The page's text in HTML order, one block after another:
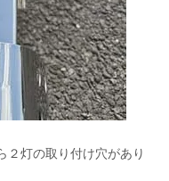
灯の取り付け穴があり